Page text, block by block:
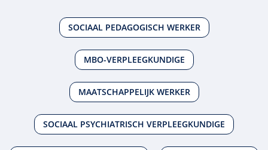
SOCIAAL PEDAGOGISCH WERKER
MBO-VERPLEEGKUNDIGE
MAATSCHAPPELIJK WERKER
SOCIAAL PSYCHIATRISCH VERPLEEGKUNDIGE